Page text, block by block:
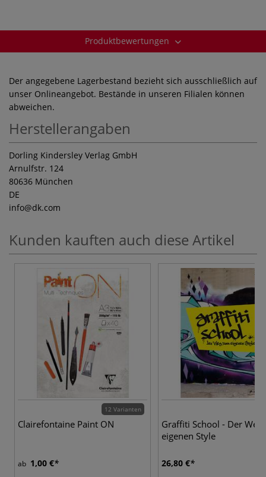
Produktbewertungen
Der angegebene Lagerbestand bezieht sich ausschließlich auf
unser Onlineangebot. Bestände in unseren Filialen können
abweichen.
Herstellerangaben
Dorling Kindersley Verlag GmbH
Arnulfstr. 124
80636 München
DE
info@dk.com
Kunden kauften auch diese Artikel
12 Varianten
Clairefontaine Paint ON
ab 1,00 €
Graffiti School - Der Weg
eigenen Style
26,80 €